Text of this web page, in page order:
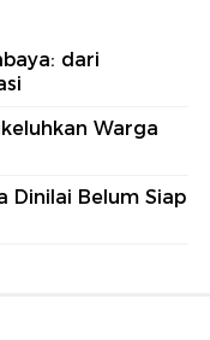
dari
Warga
Dinilai Belum Siap